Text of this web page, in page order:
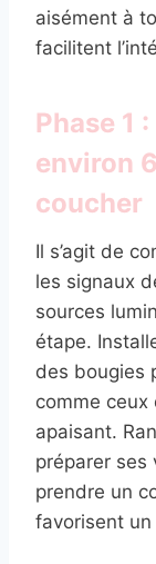
aisément à
facilitent
Phase 1
environ
coucher
Il s’agit de
les signaux
sources
étape.
des bougies
comme ceux
apaisant.
préparer ses
prendre un
favorisent